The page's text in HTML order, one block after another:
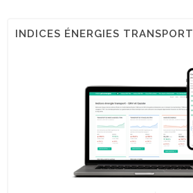
INDICES ÉNERGIES TRANSPORT